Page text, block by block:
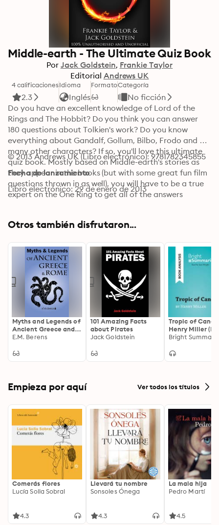
Middle-earth - The Ultimate Quiz Book
Por Jack Goldstein Frankie Taylor
Editorial Andrews UK
4 calificaciones
2.3
Idioma
Inglés
FormatoCategoría
No ficción
Do you have an excellent knowledge of Lord of the
Rings and The Hobbit? Do you think you can answer
180 questions about Tolkien's work? Do you know
everything about Gandalf, Gollum, Bilbo, Frodo and
many other characters? If so, you'll love this ultimate
quiz book. Mostly based on Middle-earth's stories as
they appear in the books (but with some great fun film
questions thrown in as well), you will have to be a true
expert on the One Ring to get all of the answers
which will make a fantastic addition to any Tolkien
© 2013 Andrews UK (Libro electrónico): 9781782345855
Fecha de lanzamiento
Libro electrónico: 29 de enero de 2013
Otros también disfrutaron...
Myths and Legends of
Ancient Greece and
Rome
E.M. Berens
101 Amazing Facts
about Pirates
Jack Goldstein
Tropic of
Henry Miller
Analysis):
and Reading
Bright
Empieza por aquí Ver todos los títulos
Comerás flores
Lucía Solla Sobral
4.3
Llevará tu nombre
Sonsoles Ónega
4.3
La mala hija
Pedro Martí
4.5